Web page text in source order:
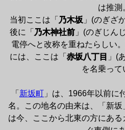
は推測
当初ここは「 乃木坂 」(のぎざ
後に「 乃木神社前 」(のぎじん
電停へと改称を重ねたらしい
には、ここは「赤坂八丁目
」(
を名乗って
「 新坂町 」は、1966年以前に
名。この地名の由来は、「新
は今、ここから北東の方にあ